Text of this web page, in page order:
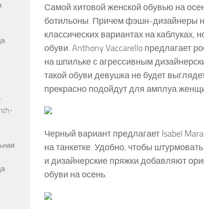
Самой хитовой женской обувью на
ботильоны. Причем фэшн-дизайнеры
классических вариантах на каблуках,
обуви. Anthony Vaccarello предлагает
на шпильке с агрессивным
такой обуви девушка не будет
прекрасно подойдут для амплуа
Черный вариант предлагает Isabel
на танкетке. Удобно, чтобы
и дизайнерские пряжки добавляют
обуви на осень.